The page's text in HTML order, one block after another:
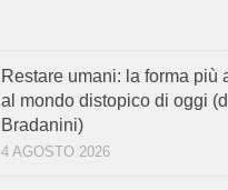
Restare umani: la forma più
al mondo distopico di oggi
Bradanini)
4 AGOSTO 2026